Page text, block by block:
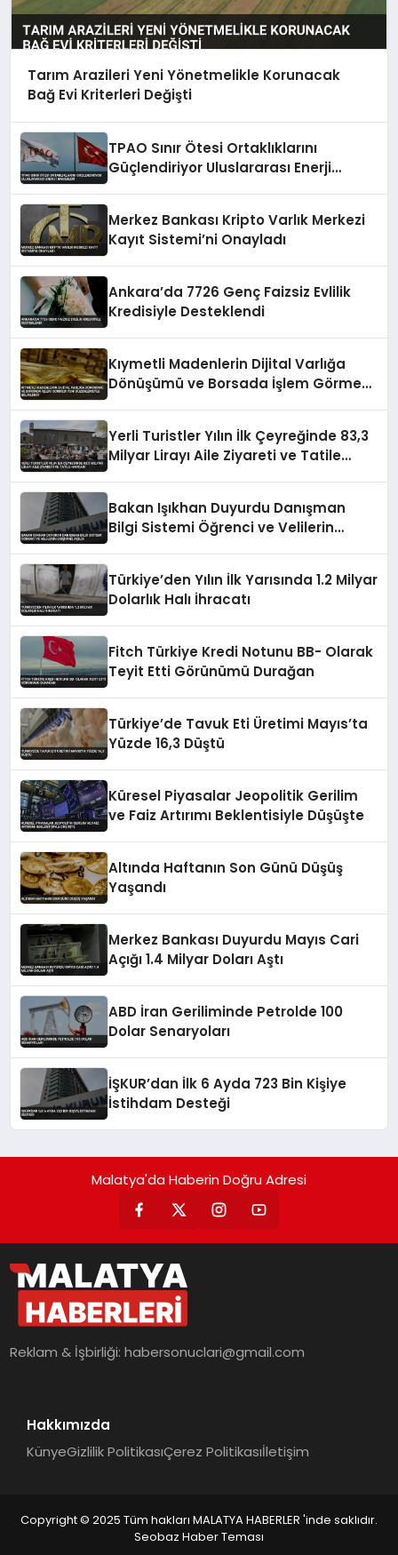
Tarım Arazileri Yeni Yönetmelikle Korunacak
Bağ Evi Kriterleri Değişti
TPAO Sınır Ötesi Ortaklıklarını
Güçlendiriyor Uluslararası Enerji
Merkez Bankası Kripto Varlık Merkezi
Kayıt Sistemi’ni Onayladı
Ankara’da 7726 Genç Faizsiz Evlilik
Kredisiyle Desteklendi
Kıymetli Madenlerin Dijital Varlığa
Dönüşümü ve Borsada İşlem Görmesi
Yerli Turistler Yılın İlk Çeyreğinde 83,3
Milyar Lirayı Aile Ziyareti ve Tatile
Bakan Işıkhan Duyurdu Danışman
Bilgi Sistemi Öğrenci ve Velilerin
Türkiye’den Yılın İlk Yarısında 1.2 Milyar
Dolarlık Halı İhracatı
Fitch Türkiye Kredi Notunu BB- Olarak
Teyit Etti Görünümü Durağan
Türkiye’de Tavuk Eti Üretimi Mayıs’ta
Yüzde 16,3 Düştü
Küresel Piyasalar Jeopolitik Gerilim
ve Faiz Artırımı Beklentisiyle Düşüşte
Altında Haftanın Son Günü Düşüş
Yaşandı
Merkez Bankası Duyurdu Mayıs Cari
Açığı 1.4 Milyar Doları Aştı
ABD İran Geriliminde Petrolde 100
Dolar Senaryoları
İŞKUR’dan İlk 6 Ayda 723 Bin Kişiye
İstihdam Desteği
Malatya'da Haberin Doğru Adresi
Reklam & İşbirliği:habersonuclari@gmail.com
Hakkımızda
KünyeGizlilik PolitikasıÇerez Politikasıİletişim
Copyright © 2025 Tüm hakları MALATYA HABERLER 'inde saklıdır.
Seobaz Haber Teması